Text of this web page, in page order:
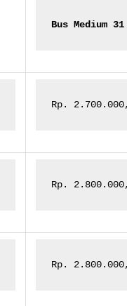
Bus Medium
Rp.
Rp.
Rp.